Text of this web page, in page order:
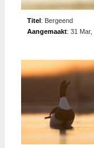
Titel: Bergeend
Aangemaakt: 31 Mar,